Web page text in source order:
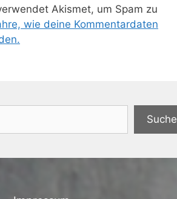
Akismet, um Spam zu
wie deine Kommentardaten